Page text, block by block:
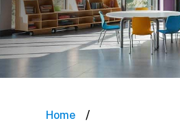
Home /